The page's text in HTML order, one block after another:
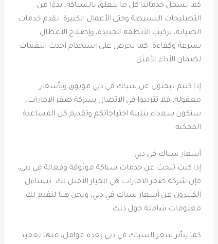
كما تشمل خدماتنا كل ما يتعلق بالسباكة، بدءًا من
التصليحات البسيطة وحتى الأعمال الكبيرة. نقدم خدمات
الصيانة، تركيب الأنظمة الجديدة، وإصلاح الأعطال
بسرعة وكفاءة. كما نحرص على استخدام أحدث التقنيات
لضمان الأداء الأمثل.
إذا كنتم تبحثون عن سباك في دبي موثوق وبأسعار
معقولة، فلا تترددوا في الاتصال بشركة صقر الامارات.
سنكون سعداء بتلبية احتياجاتكم وتقديم كل المساعدة
الممكنة.
أسعار سباك في دبي
إذا كنت تبحث عن خدمات سباكة موثوقة وفعالة في دبي،
فإن شركة صقر الامارات هي الخيار الأمثل لك. يتساءل
الكثيرون عن أسعار سباك في دبي، ونحن هنا لنقدم لك
معلومات شاملة حول ذلك.
كما يتأثر سعر السباك في دبي بعدة عوامل، منها تعقيد